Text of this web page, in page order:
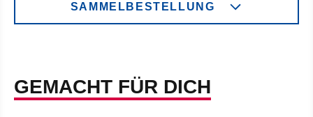
SAMMELBESTELLUNG
GEMACHT FÜR DICH